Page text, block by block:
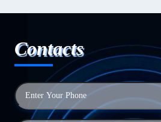
Contacts